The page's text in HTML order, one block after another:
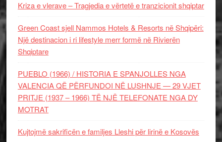
Kriza e vlerave – Tragjedia e vërtetë e tranzicionit shqiptar
Green Coast sjell Nammos Hotels & Resorts në Shqipëri:
Një destinacion i ri lifestyle merr formë në Rivierën
Shqiptare
PUEBLO (1966) / HISTORIA E SPANJOLLES NGA
VALENCIA QË PËRFUNDOI NË LUSHNJE — 29 VJET
PRITJE (1937 – 1966) TË NJË TELEFONATE NGA DY
MOTRAT
Kujtojmë sakrificën e familjes Lleshi për lirinë e Kosovës